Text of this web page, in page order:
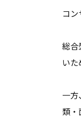
コ
総合
い
一
類